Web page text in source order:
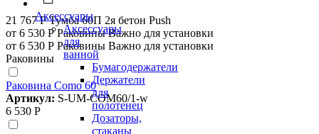
Аксессуары
Аксессуары
для
ванной
Бумагодержатели
Держатели
для
полотенец
Дозаторы,
стаканы
21 767 Р Тумба 60П 2я бетон Push
от 6 530 Р Раковины Важно для установки
от 6 530 Р Раковины Важно для установки
Раковины
Раковина Como 60
Артикул: S-UM-COM60/1-w
6 530 Р